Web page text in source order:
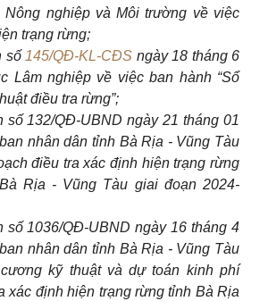
Nông nghiệp và Môi trường về việc
trạng rừng;
số 145/QĐ-KL-CĐS ngày 18 tháng 6
Lâm nghiệp về việc ban hành “Sổ
điều tra rừng”;
số 132/QĐ-UBND ngày 21 tháng 01
nhân dân tỉnh Bà Rịa - Vũng Tàu
điều tra xác định hiện trạng rừng
Rịa - Vũng Tàu giai đoạn 2024-
số 1036/QĐ-UBND ngày 16 tháng 4
nhân dân tỉnh Bà Rịa - Vũng Tàu
kỹ thuật và dự toán kinh phí
xác định hiện trạng rừng tỉnh Bà Rịa